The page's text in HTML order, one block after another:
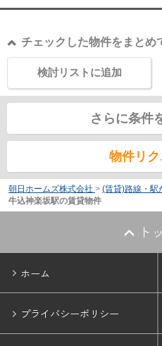
チェックした物件をまとめ
検討リストに追加
さらに条件
物件リク
朝日ホームズ株式会社 > (賃貸)路線・駅
牛込神楽坂駅の賃貸物件
ト
ホーム
プライバシーポリシー